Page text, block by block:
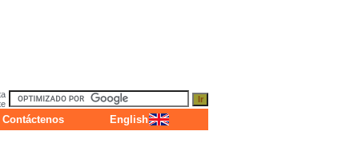
Contáctenos English